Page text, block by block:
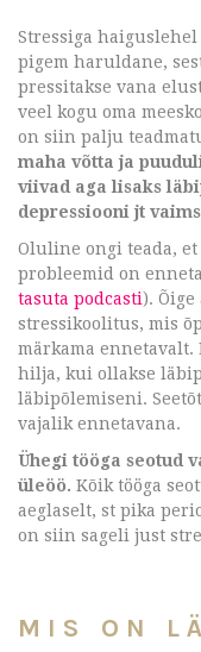
Stressiga haiguslehel
pigem haruldane,
pressitakse vana
veel kogu oma
on siin palju
maha võtta ja
viivad aga lisaks
depressiooni jt
Oluline ongi teada,
probleemid on
tasuta podcasti).
stressikoolitus, mis
märkama
hilja, kui ollakse
läbipõlemiseni.
vajalik ennetavana.
Ühegi tööga seotud
üleöö. Kõik tööga
aeglaselt, st pika
on siin sageli just
MIS ON